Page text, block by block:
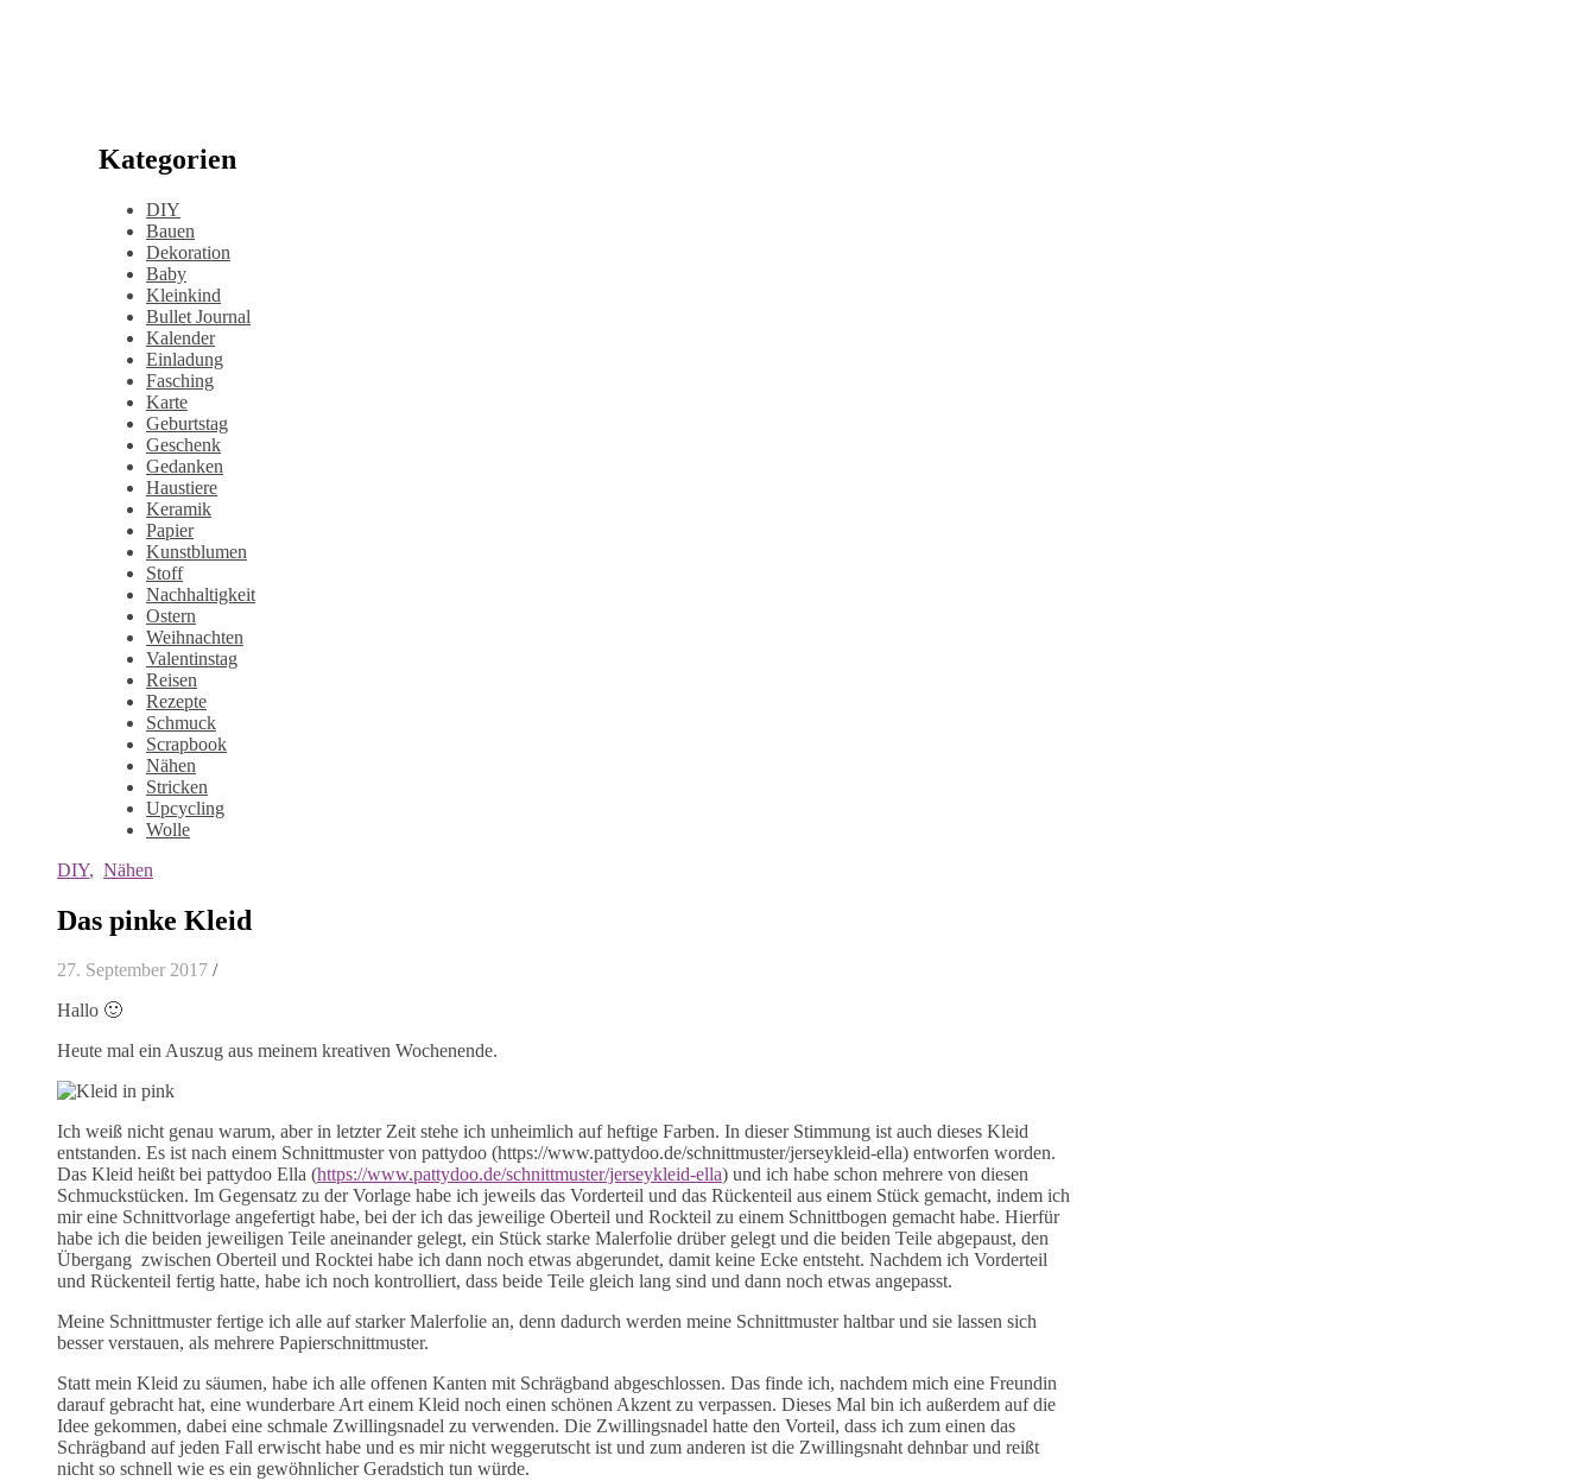
Kategorien
DIY
Bauen
Dekoration
Baby
Kleinkind
Bullet Journal
Kalender
Einladung
Fasching
Karte
Geburtstag
Geschenk
Gedanken
Haustiere
Keramik
Papier
Kunstblumen
Stoff
Nachhaltigkeit
Ostern
Weihnachten
Valentinstag
Reisen
Rezepte
Schmuck
Scrapbook
Nähen
Stricken
Upcycling
Wolle
DIY, Nähen
Das pinke Kleid
27. September 2017 /
Hallo 🙂
Heute mal ein Auszug aus meinem kreativen Wochenende.
Ich weiß nicht genau warum, aber in letzter Zeit stehe ich unheimlich auf heftige Farben. In dieser Stimmung ist auch dieses Kleid
entstanden. Es ist nach einem Schnittmuster von pattydoo (https://www.pattydoo.de/schnittmuster/jerseykleid-ella) entworfen worden.
Das Kleid heißt bei pattydoo Ella (https://www.pattydoo.de/schnittmuster/jerseykleid-ella) und ich habe schon mehrere von diesen
Schmuckstücken. Im Gegensatz zu der Vorlage habe ich jeweils das Vorderteil und das Rückenteil aus einem Stück gemacht, indem ich
mir eine Schnittvorlage angefertigt habe, bei der ich das jeweilige Oberteil und Rockteil zu einem Schnittbogen gemacht habe. Hierfür
habe ich die beiden jeweiligen Teile aneinander gelegt, ein Stück starke Malerfolie drüber gelegt und die beiden Teile abgepaust, den
Übergang zwischen Oberteil und Rocktei habe ich dann noch etwas abgerundet, damit keine Ecke entsteht. Nachdem ich Vorderteil
und Rückenteil fertig hatte, habe ich noch kontrolliert, dass beide Teile gleich lang sind und dann noch etwas angepasst.
Meine Schnittmuster fertige ich alle auf starker Malerfolie an, denn dadurch werden meine Schnittmuster haltbar und sie lassen sich
besser verstauen, als mehrere Papierschnittmuster.
Statt mein Kleid zu säumen, habe ich alle offenen Kanten mit Schrägband abgeschlossen. Das finde ich, nachdem mich eine Freundin
darauf gebracht hat, eine wunderbare Art einem Kleid noch einen schönen Akzent zu verpassen. Dieses Mal bin ich außerdem auf die
Idee gekommen, dabei eine schmale Zwillingsnadel zu verwenden. Die Zwillingsnadel hatte den Vorteil, dass ich zum einen das
Schrägband auf jeden Fall erwischt habe und es mir nicht weggerutscht ist und zum anderen ist die Zwillingsnaht dehnbar und reißt
nicht so schnell wie es ein gewöhnlicher Geradstich tun würde.